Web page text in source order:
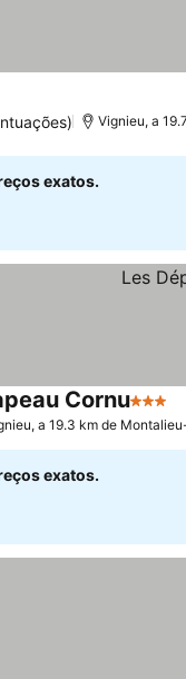
Vignieu, a
exatos.
Cornu3
a 19.3 km de
exatos.